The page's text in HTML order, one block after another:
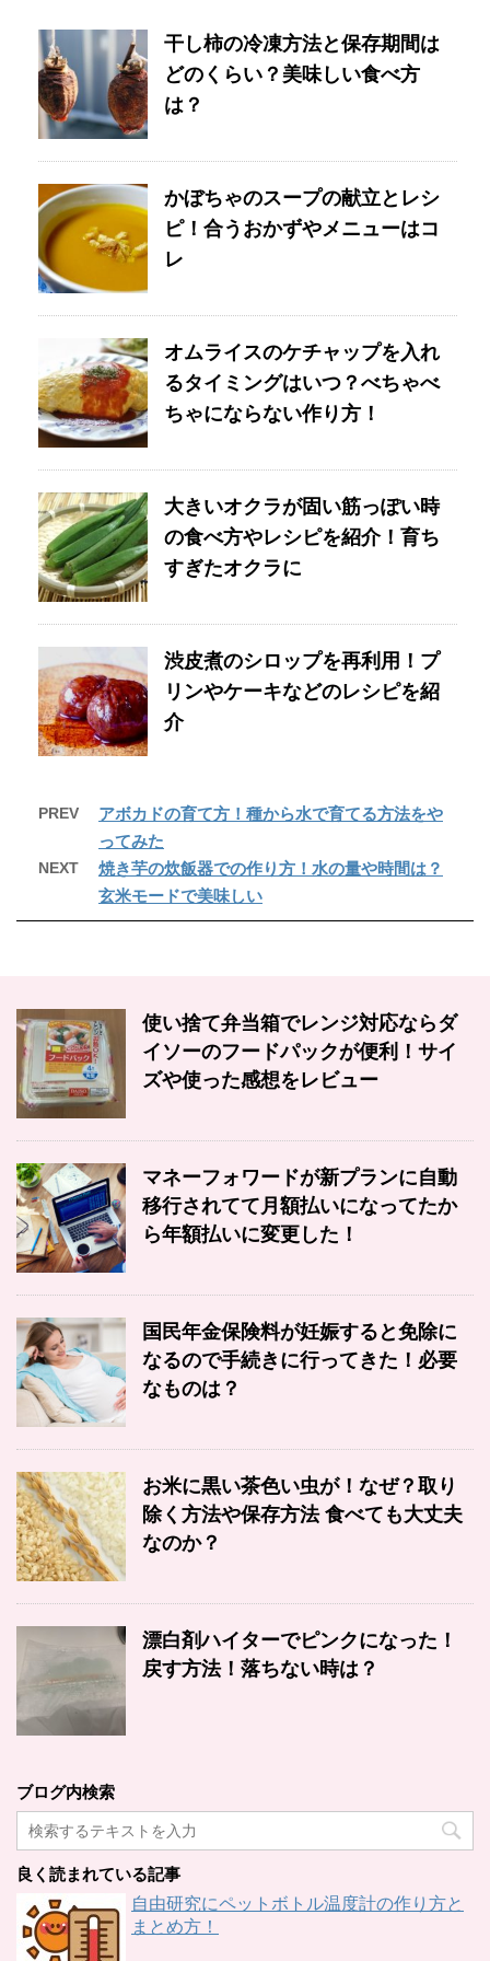
干し柿の冷凍方法と保存期間は
どのくらい？美味しい食べ方
は？
かぼちゃのスープの献立とレシ
ピ！合うおかずやメニューはコ
レ
オムライスのケチャップを入れ
るタイミングはいつ？べちゃべ
ちゃにならない作り方！
大きいオクラが固い筋っぽい時
の食べ方やレシピを紹介！育ち
すぎたオクラに
渋皮煮のシロップを再利用！プ
リンやケーキなどのレシピを紹
介
PREV
アボカドの育て方！種から水で育てる方法をや
ってみた
NEXT
焼き芋の炊飯器での作り方！水の量や時間は？
玄米モードで美味しい
使い捨て弁当箱でレンジ対応ならダ
イソーのフードパックが便利！サイ
ズや使った感想をレビュー
マネーフォワードが新プランに自動
移行されてて月額払いになってたか
ら年額払いに変更した！
国民年金保険料が妊娠すると免除に
なるので手続きに行ってきた！必要
なものは？
お米に黒い茶色い虫が！なぜ？取り
除く方法や保存方法 食べても大丈夫
なのか？
漂白剤ハイターでピンクになった！
戻す方法！落ちない時は？
ブログ内検索
良く読まれている記事
自由研究にペットボトル温度計の作り方と
まとめ方！